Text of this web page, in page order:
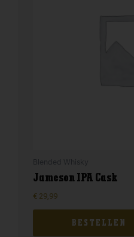
Jameson IPA Cask
€ 29,99
BESTELLEN